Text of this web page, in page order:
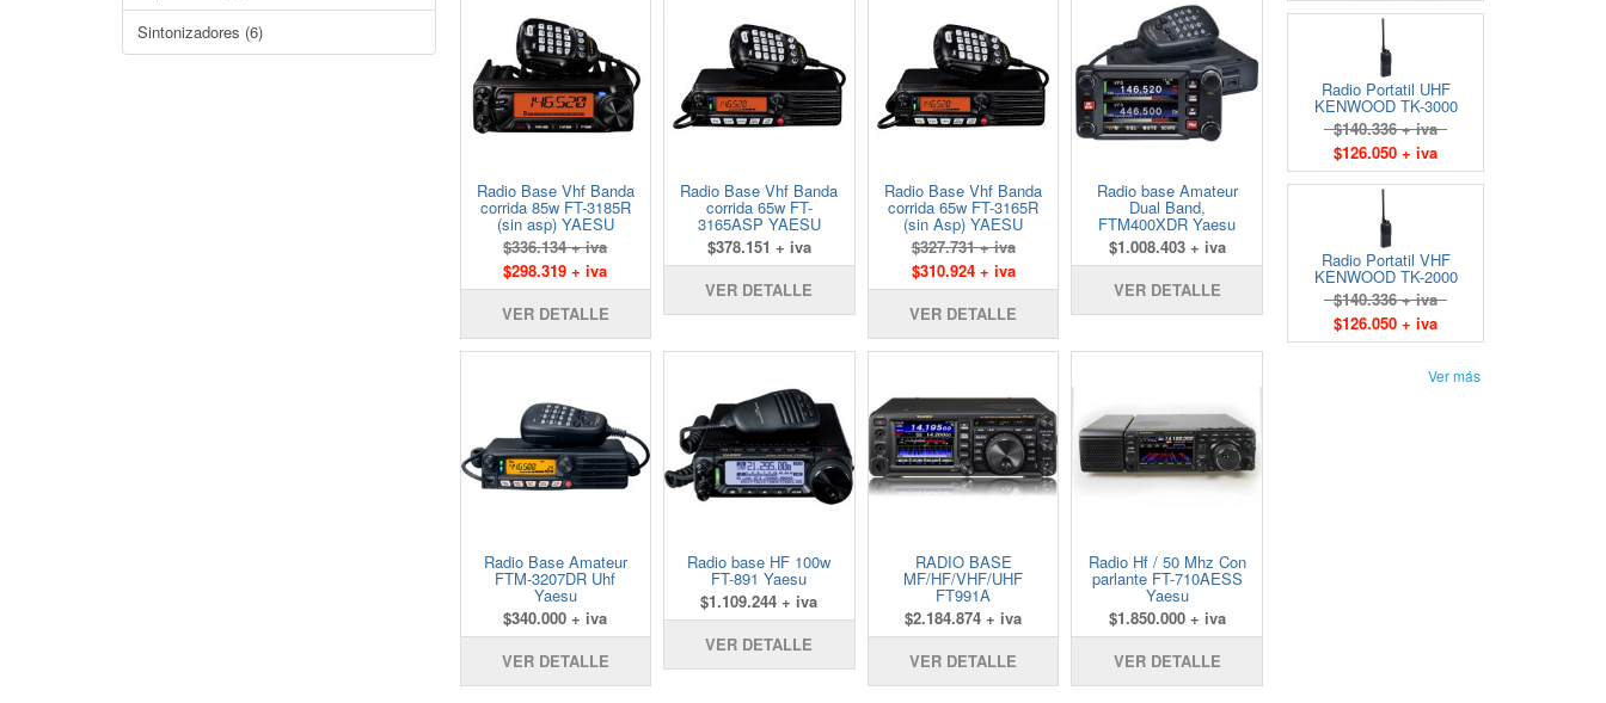
Sintonizadores (6)
Radio Base Vhf Banda
corrida 85w FT-3185R
(sin asp) YAESU
$336.134 + iva
$298.319 + iva
VER DETALLE
Radio Base Vhf Banda
corrida 65w FT-
3165ASP YAESU
$378.151 + iva
VER DETALLE
Radio Base Vhf Banda
corrida 65w FT-3165R
(sin Asp) YAESU
$327.731 + iva
$310.924 + iva
VER DETALLE
Radio base Amateur
Dual Band,
FTM400XDR Yaesu
$1.008.403 + iva
VER DETALLE
Radio Base Amateur
FTM-3207DR Uhf
Yaesu
$340.000 + iva
VER DETALLE
Radio base HF 100w
FT-891 Yaesu
$1.109.244 + iva
VER DETALLE
RADIO BASE
MF/HF/VHF/UHF
FT991A
$2.184.874 + iva
VER DETALLE
Radio Hf / 50 Mhz Con
parlante FT-710AESS
Yaesu
$1.850.000 + iva
VER DETALLE
Radio Portatil UHF
KENWOOD TK-3000
$140.336 + iva
$126.050 + iva
Radio Portatil VHF
KENWOOD TK-2000
$140.336 + iva
$126.050 + iva
Ver más